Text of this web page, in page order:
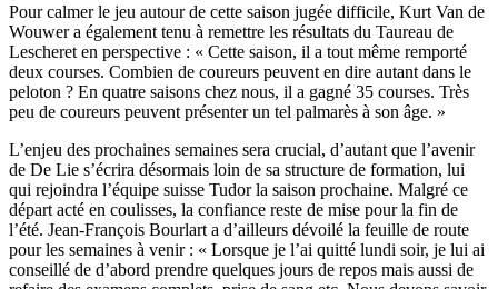
Pour calmer le jeu autour de cette saison jugée difficile, Kurt Van de
Wouwer a également tenu à remettre les résultats du Taureau de
Lescheret en perspective : « Cette saison, il a tout même remporté
deux courses. Combien de coureurs peuvent en dire autant dans le
peloton ? En quatre saisons chez nous, il a gagné 35 courses. Très
peu de coureurs peuvent présenter un tel palmarès à son âge. »
L’enjeu des prochaines semaines sera crucial, d’autant que l’avenir
de De Lie s’écrira désormais loin de sa structure de formation, lui
qui rejoindra l’équipe suisse Tudor la saison prochaine. Malgré ce
départ acté en coulisses, la confiance reste de mise pour la fin de
l’été. Jean-François Bourlart a d’ailleurs dévoilé la feuille de route
pour les semaines à venir : « Lorsque je l’ai quitté lundi soir, je lui ai
conseillé de d’abord prendre quelques jours de repos mais aussi de